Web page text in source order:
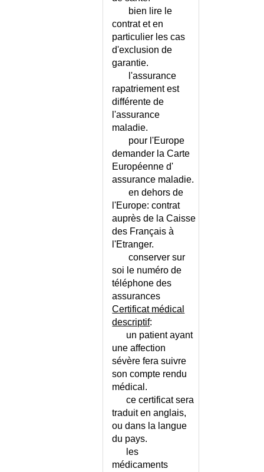
bien lire le
contrat et en
particulier les cas
d'exclusion de
garantie.
l'assurance
rapatriement est
différente de
l'assurance
maladie.
pour l'Europe
demander la Carte
Européenne d'
assurance maladie.
en dehors de
l'Europe: contrat
auprès de la Caisse
des Français à
l'Etranger.
conserver sur
soi le numéro de
téléphone des
assurances
Certificat médical
descriptif:
un patient ayant
une affection
sévère fera suivre
son compte rendu
médical.
ce certificat sera
traduit en anglais,
ou dans la langue
du pays.
les
médicaments